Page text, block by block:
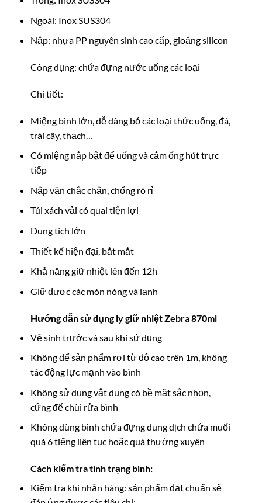
Ngoài: Inox SUS304
Nắp: nhựa PP nguyên sinh cao cấp, gioăng silicon
Công dụng: chứa đựng nước uống các loại
Chi tiết:
Miệng bình lớn, dễ dàng bỏ các loại thức uống, đá,
trái cây, thạch…
Có miệng nắp bật để uống và cắm ống hút trực
tiếp
Nắp vặn chắc chắn, chống rò rỉ
Túi xách vải có quai tiện lợi
Dung tích lớn
Thiết kế hiện đại, bắt mắt
Khả năng giữ nhiệt lên đến 12h
Giữ được các món nóng và lạnh
Hướng dẫn sử dụng ly giữ nhiệt Zebra 870ml
Vệ sinh trước và sau khi sử dụng
Không để sản phẩm rơi từ độ cao trên 1m, không
tác động lực mạnh vào bình
Không sử dụng vật dụng có bề mặt sắc nhọn,
cứng để chùi rửa bình
Không dùng bình chứa đựng dung dịch chứa muối
quá 6 tiếng liên tục hoặc quá thường xuyên
Cách kiểm tra tình trạng bình:
Kiểm tra khi nhận hàng: sản phẩm đạt chuẩn sẽ